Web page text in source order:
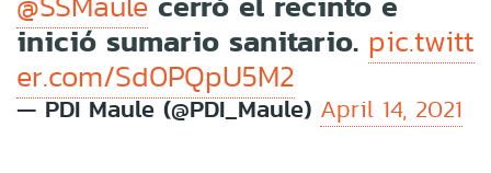
inició sumario sanitario. pic.twitt
er.com/Sd0PQpU5M2
— PDI Maule (@PDI_Maule) April 14, 2021